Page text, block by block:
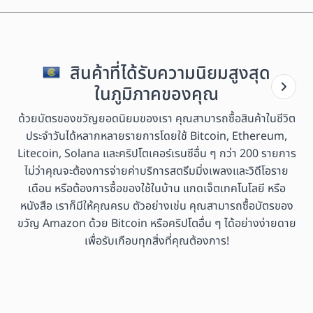
สินค้าที่ได้รับความนิยมสูงสุด
ในภูมิภาคของคุณ
ด้วยบัตรของขวัญยอดนิยมของเรา คุณสามารถซื้อสินค้าในชีวิต
ประจำวันได้หลากหลายรายการโดยใช้ Bitcoin, Ethereum,
Litecoin, Solana และคริปโตเคอร์เรนซีอื่น ๆ กว่า 200 รายการ
ไม่ว่าคุณจะต้องการจ่ายค่าบริการสตรีมมิ่งเพลงและวิดีโอราย
เดือน หรือต้องการซื้อของใช้ในบ้าน แกดเจ็ตเทคโนโลยี หรือ
หนังสือ เราก็มีให้คุณครบ ตัวอย่างเช่น คุณสามารถซื้อบัตรของ
ขวัญ Amazon ด้วย Bitcoin หรือคริปโตอื่น ๆ ได้อย่างง่ายดาย
เพื่อรับเกือบทุกสิ่งที่คุณต้องการ!